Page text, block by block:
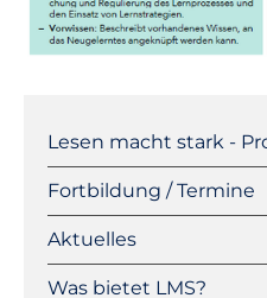
überspringen
Lesen macht stark -
Fortbildung / Termine
Aktuelles
Was bietet LMS?